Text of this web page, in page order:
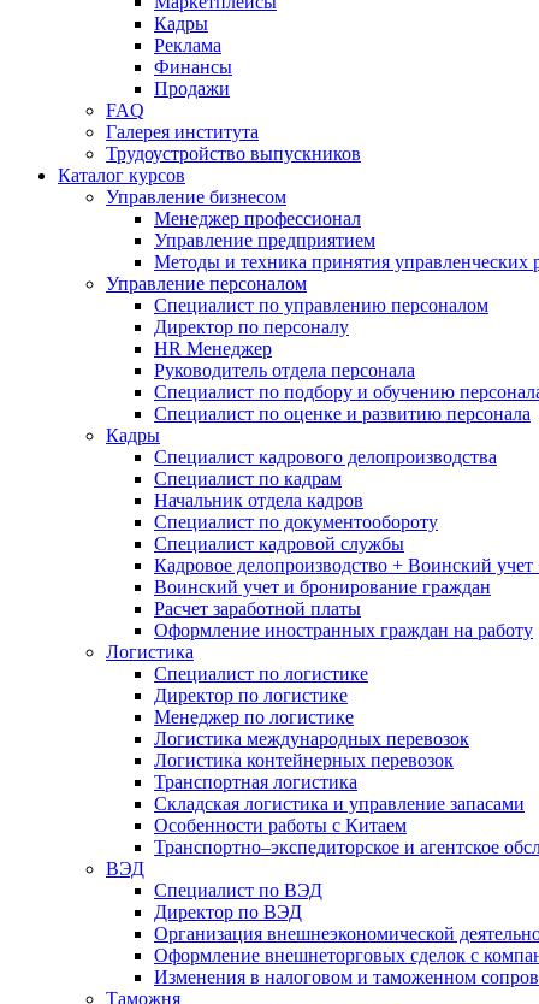
Кадры
Реклама
Финансы
Продажи
FAQ
Галерея института
Трудоустройство выпускников
Каталог курсов
Управление бизнесом
Менеджер профессионал
Управление предприятием
Методы и техника принятия управленческих
Управление персоналом
Специалист по управлению персоналом
Директор по персоналу
HR Менеджер
Руководитель отдела персонала
Специалист по подбору и обучению
Специалист по оценке и развитию персонала
Кадры
Специалист кадрового делопроизводства
Специалист по кадрам
Начальник отдела кадров
Специалист по документообороту
Специалист кадровой службы
Кадровое делопроизводство + Воинский
Воинский учет и бронирование граждан
Расчет заработной платы
Оформление иностранных граждан на работу
Логистика
Специалист по логистике
Директор по логистике
Менеджер по логистике
Логистика международных перевозок
Логистика контейнерных перевозок
Транспортная логистика
Складская логистика и управление запасами
Особенности работы с Китаем
Транспортно–экспедиторское и агентское
ВЭД
Специалист по ВЭД
Директор по ВЭД
Организация внешнеэкономической
Оформление внешнеторговых сделок с
Изменения в налоговом и таможенном
Таможня